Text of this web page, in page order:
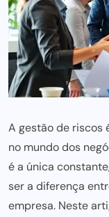
A gestão de riscos
no mundo dos
é a única
ser a diferença
empresa. Neste